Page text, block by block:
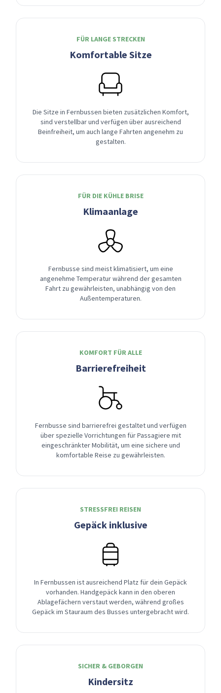
FÜR LANGE STRECKEN
Komfortable Sitze
Die Sitze in Fernbussen bieten zusätzlichen Komfort,
sind verstellbar und verfügen über ausreichend
Beinfreiheit, um auch lange Fahrten angenehm zu
gestalten.
FÜR DIE KÜHLE BRISE
Klimaanlage
Fernbusse sind meist klimatisiert, um eine
angenehme Temperatur während der gesamten
Fahrt zu gewährleisten, unabhängig von den
Außentemperaturen.
KOMFORT FÜR ALLE
Barrierefreiheit
Fernbusse sind barrierefrei gestaltet und verfügen
über spezielle Vorrichtungen für Passagiere mit
eingeschränkter Mobilität, um eine sichere und
komfortable Reise zu gewährleisten.
STRESSFREI REISEN
Gepäck inklusive
In Fernbussen ist ausreichend Platz für dein Gepäck
vorhanden. Handgepäck kann in den oberen
Ablagefächern verstaut werden, während großes
Gepäck im Stauraum des Busses untergebracht wird.
SICHER & GEBORGEN
Kindersitz